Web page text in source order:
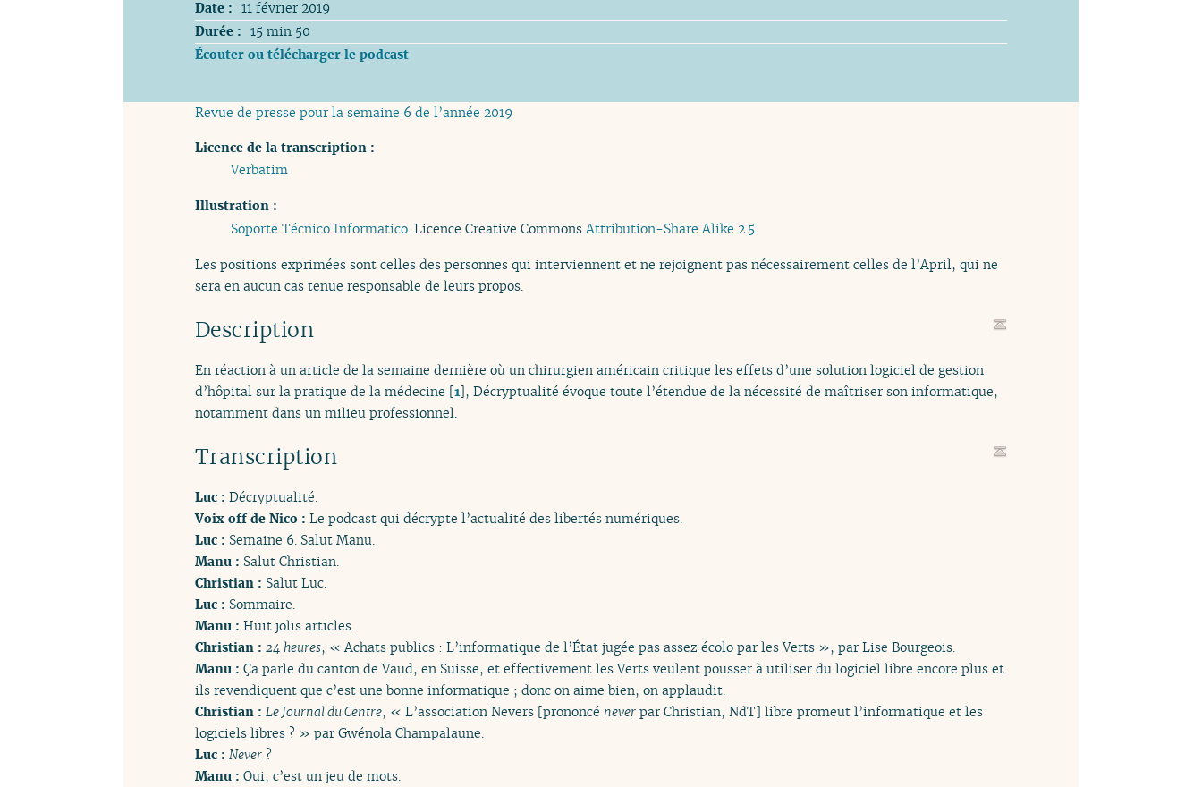
Date : 11 février 2019
Durée : 15 min 50
Écouter ou télécharger le podcast
Revue de presse pour la semaine 6 de l’année 2019
Licence de la transcription :
Verbatim
Illustration :
Soporte Técnico Informatico . Licence Creative Commons Attribution-Share Alike 2.5
Les positions exprimées sont celles des personnes qui interviennent et ne rejoignent pas nécessairement celles de l’April, qui ne
sera en aucun cas tenue responsable de leurs propos.
Description
En réaction à un article de la semaine dernière où un chirurgien américain critique les effets d’une solution logiciel de gestion
d’hôpital sur la pratique de la médecine [1], Décryptualité évoque toute l’étendue de la nécessité de maîtriser son informatique,
notamment dans un milieu professionnel.
Transcription
Luc : Décryptualité.
Voix off de Nico : Le podcast qui décrypte l’actualité des libertés numériques.
Luc : Semaine 6. Salut Manu.
Manu : Salut Christian.
Christian : Salut Luc.
Luc : Sommaire.
Manu : Huit jolis articles.
Christian : 24 heures, « Achats publics : L’informatique de l’État jugée pas assez écolo par les Verts », par Lise Bourgeois.
Manu : Ça parle du canton de Vaud, en Suisse, et effectivement les Verts veulent pousser à utiliser du logiciel libre encore plus et
ils revendiquent que c’est une bonne informatique ; donc on aime bien, on applaudit.
Christian : Le Journal du Centre, « L’association Nevers [prononcé never par Christian, NdT] libre promeut l’informatique et les
logiciels libres ? » par Gwénola Champalaune.
Luc : Never ?
Manu : Oui, c’est un jeu de mots.